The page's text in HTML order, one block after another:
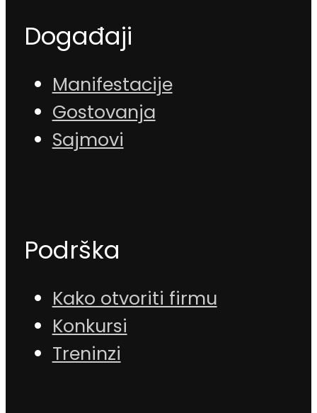
Događaji
Manifestacije
Gostovanja
Sajmovi
Podrška
Kako otvoriti firmu
Konkursi
Treninzi